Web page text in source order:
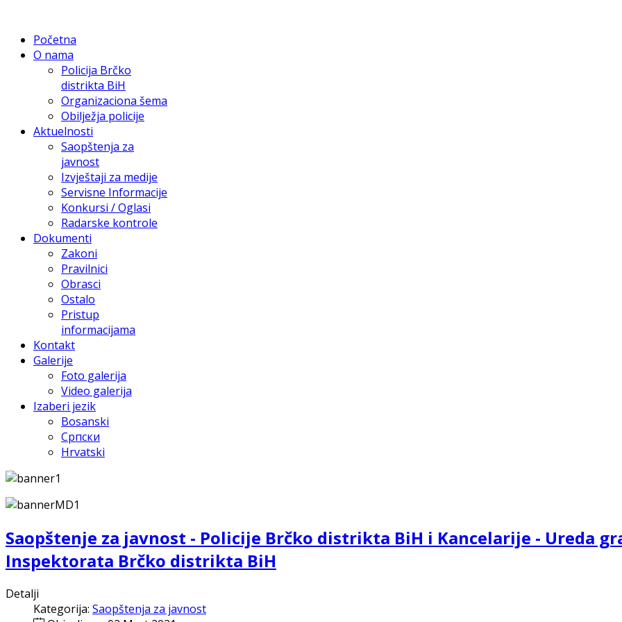
Početna
O nama
Policija Brčko
distrikta BiH
Organizaciona šema
Obilježja policije
Aktuelnosti
Saopštenja za
javnost
Izvještaji za medije
Servisne Informacije
Konkursi / Oglasi
Radarske kontrole
Dokumenti
Zakoni
Pravilnici
Obrasci
Ostalo
Pristup
informacijama
Kontakt
Galerije
Foto galerija
Video galerija
Izaberi jezik
Bosanski
Српски
Hrvatski
Saopštenje za javnost - Policije Brčko distrikta BiH i Kancelarije - Ureda
Inspektorata Brčko distrikta BiH
Detalji
Kategorija: Saopštenja za javnost